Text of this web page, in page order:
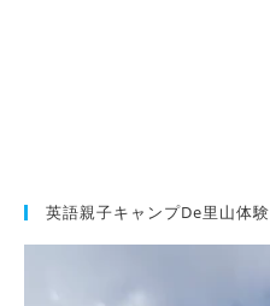
英語親子キャンプde里山体験